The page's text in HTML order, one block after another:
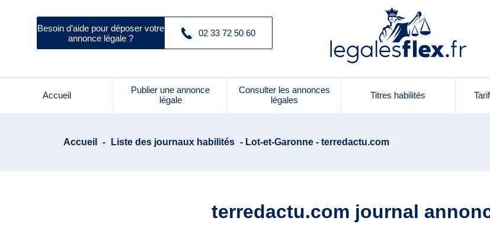
Besoin d’aide pour déposer votre
annonce légale ?
02 33 72 50 60
Accueil
Publier une annonce
légale
Consulter les annonces
légales
Titres habilités
Accueil - Liste des journaux habilités - Lot-et-Garonne - terredactu.com
terredactu.com journal